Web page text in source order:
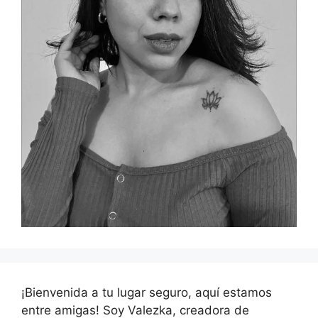
¡Bienvenida a tu lugar seguro, aquí estamos
entre amigas! Soy Valezka, creadora de